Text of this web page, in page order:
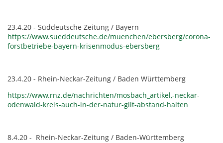
23.4.20 - Süddeutsche Zeitung / Bayern
https://www.sueddeutsche.de/muenchen/ebersberg/corona-
forstbetriebe-bayern-krisenmodus-ebersberg
23.4.20 - Rhein-Neckar-Zeitung / Baden Württemberg
https://www.rnz.de/nachrichten/mosbach_artikel,-neckar-
odenwald-kreis-auch-in-der-natur-gilt-abstand-halten
8.4.20 - Rhein-Neckar-Zeitung / Baden-Württemberg